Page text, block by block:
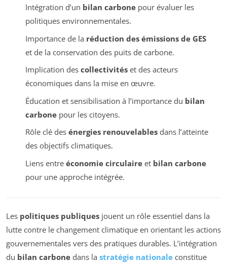
Intégration d’un bilan carbonepour évaluer les
politiques environnementales.
Importance de la réduction des émissions de GES
et de la conservation des puits de carbone.
Implication des collectivitéset des acteurs
économiques dans la mise en œuvre.
Éducation et sensibilisation à l’importance du bilan
carbonepour les citoyens.
Rôle clé des énergies renouvelablesdans l’atteinte
des objectifs climatiques.
Liens entre économie circulaireet bilan carbone
pour une approche intégrée.
Les politiques publiques jouent un rôle essentiel dans la
lutte contre le changement climatique en orientant les actions
gouvernementales vers des pratiques durables. L’intégration
du bilan carbone dans la stratégie nationale constitue